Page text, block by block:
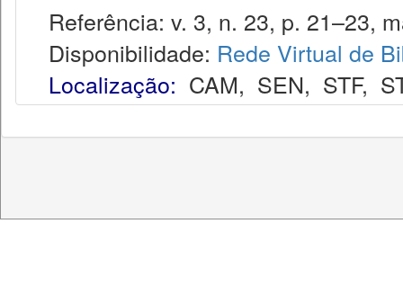
Referência: v. 3, n. 23, p. 21–23,
Disponibilidade: Rede Virtual de
Localização: CAM, SEN, STF,